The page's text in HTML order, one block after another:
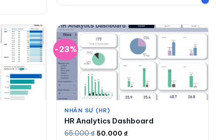
-23%
NHÂN SỰ (HR)
HR Analytics Dashboard
65.000₫
Giá
50.000 ₫
Giá